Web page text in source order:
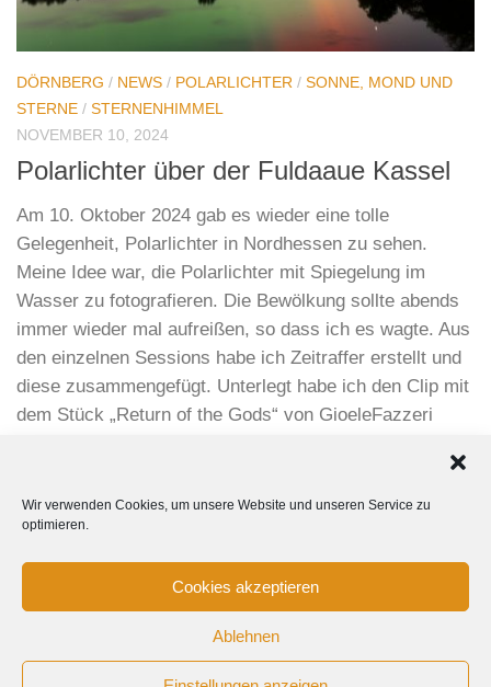
Wir verwenden Cookies, um unsere Website und unseren Service zu
optimieren.
Cookies akzeptieren
Ablehnen
DÖRNBERG / NEWS / POLARLICHTER / SONNE, MOND UND
STERNE / STERNENHIMMEL
NOVEMBER 10, 2024
Polarlichter über der Fuldaaue Kassel
Am 10. Oktober 2024 gab es wieder eine tolle
Gelegenheit, Polarlichter in Nordhessen zu sehen.
Meine Idee war, die Polarlichter mit Spiegelung im
Wasser zu fotografieren. Die Bewölkung sollte abends
immer wieder mal aufreißen, so dass ich es wagte. Aus
den einzelnen Sessions habe ich Zeitraffer erstellt und
diese zusammengefügt. Unterlegt habe ich den Clip mit
dem Stück „Return of the Gods“ von GioeleFazzeri